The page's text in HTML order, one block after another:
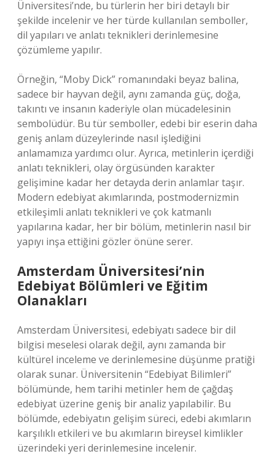
Üniversitesi’nde, bu türlerin her biri detaylı bir
şekilde incelenir ve her türde kullanılan semboller,
dil yapıları ve anlatı teknikleri derinlemesine
çözümleme yapılır.
Örneğin, “Moby Dick” romanındaki beyaz balina,
sadece bir hayvan değil, aynı zamanda güç, doğa,
takıntı ve insanın kaderiyle olan mücadelesinin
sembolüdür. Bu tür semboller, edebi bir eserin daha
geniş anlam düzeylerinde nasıl işlediğini
anlamamıza yardımcı olur. Ayrıca, metinlerin içerdiği
anlatı teknikleri, olay örgüsünden karakter
gelişimine kadar her detayda derin anlamlar taşır.
Modern edebiyat akımlarında, postmodernizmin
etkileşimli anlatı teknikleri ve çok katmanlı
yapılarına kadar, her bir bölüm, metinlerin nasıl bir
yapıyı inşa ettiğini gözler önüne serer.
Amsterdam Üniversitesi’nin
Edebiyat Bölümleri ve Eğitim
Olanakları
Amsterdam Üniversitesi, edebiyatı sadece bir dil
bilgisi meselesi olarak değil, aynı zamanda bir
kültürel inceleme ve derinlemesine düşünme pratiği
olarak sunar. Üniversitenin “Edebiyat Bilimleri”
bölümünde, hem tarihi metinler hem de çağdaş
edebiyat üzerine geniş bir analiz yapılabilir. Bu
bölümde, edebiyatın gelişim süreci, edebi akımların
karşılıklı etkileri ve bu akımların bireysel kimlikler
üzerindeki yeri derinlemesine incelenir.